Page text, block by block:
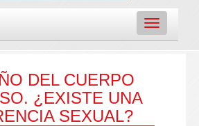
Toggle
navigation
DEL CUERPO
¿EXISTE UNA
SEXUAL?